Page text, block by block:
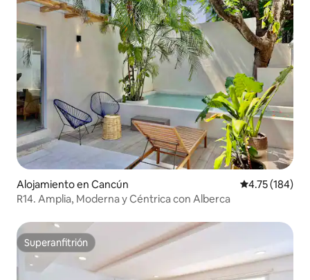
Alojamiento en Cancún Calificación
4.75 (184)
R14. Amplia, Moderna y Céntrica con Alberca
Superanfitrión
Superanfitrión